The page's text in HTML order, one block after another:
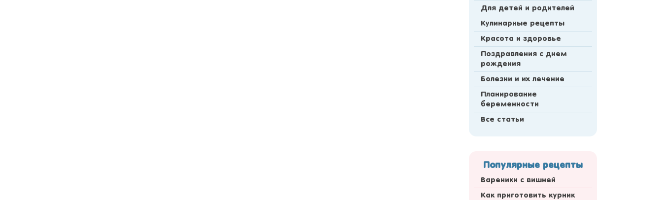
Для детей и родителей
Кулинарные рецепты
Красота и здоровье
Поздравления с днем
рождения
Болезни и их лечение
Планирование
беременности
Все статьи
Популярные рецепты
Вареники с вишней
Как приготовить курник